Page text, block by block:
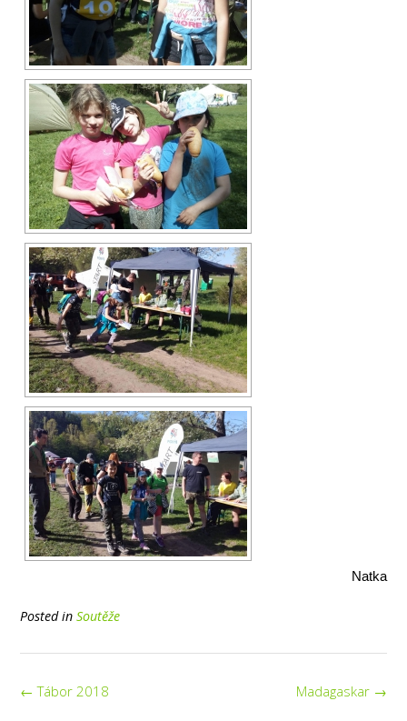
Natka
Posted in Soutěže
Post
Madagaskar →
← Tábor 2018